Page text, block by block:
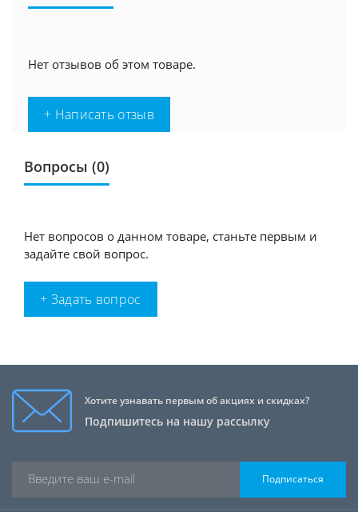
Нет отзывов об этом товаре.
+ Написать отзыв
Вопросы (0)
Нет вопросов о данном товаре, станьте первым и
задайте свой вопрос.
+ Задать вопрос
Хотите узнавать первым об акциях и скидках?
Подпишитесь на нашу рассылку
Подписаться